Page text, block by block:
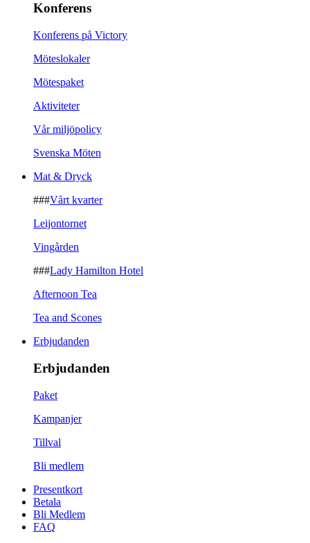
Konferens
Konferens på Victory
Möteslokaler
Mötespaket
Aktiviteter
Vår miljöpolicy
Svenska Möten
Mat & Dryck
###Vårt kvarter
Leijontornet
Vingården
###Lady Hamilton Hotel
Afternoon Tea
Tea and Scones
Erbjudanden
Erbjudanden
Paket
Kampanjer
Tillval
Bli medlem
Presentkort
Betala
Bli Medlem
FAQ